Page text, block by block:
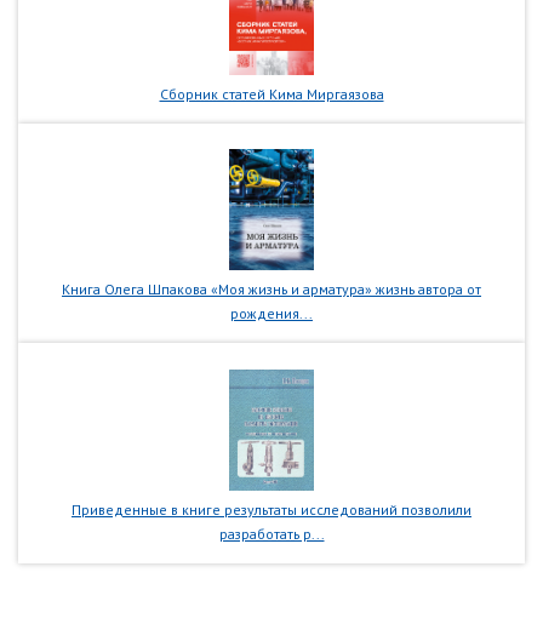
Сборник статей Кима Миргаязова
Книга Олега Шпакова «Моя жизнь и арматура» жизнь автора от
рождения...
Приведенные в книге результаты исследований позволили
разработать р...